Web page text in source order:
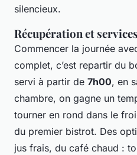
silencieux.
Récupération et
Commencer la journée
complet, c’est repartir du
servi à partir de 7h00, en
chambre, on gagne un
tourner en rond dans le
du premier bistrot. Des
jus frais, du café chaud :